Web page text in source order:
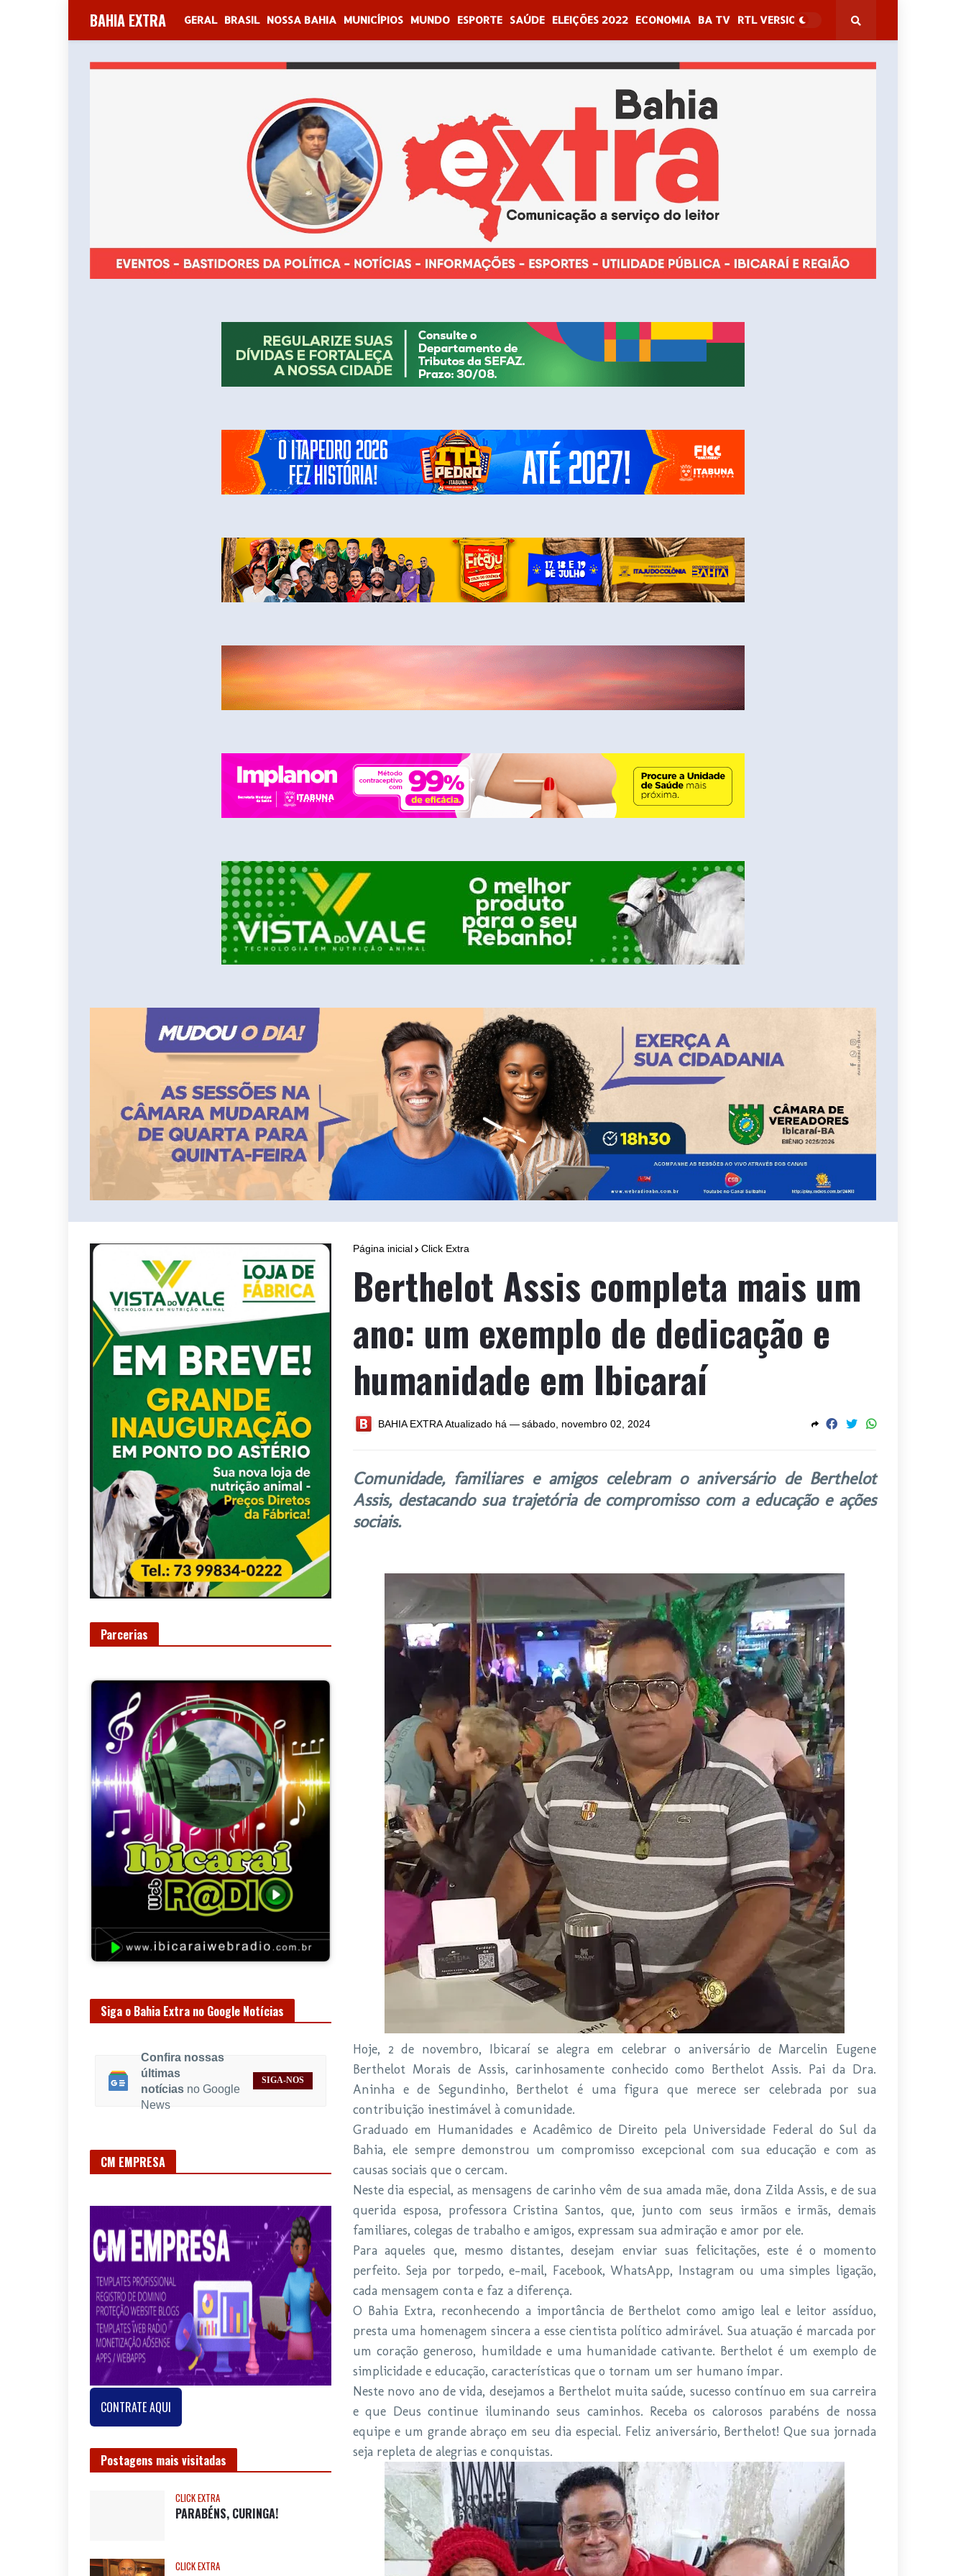
BAHIA EXTRA GERAL BRASIL NOSSA BAHIA MUNICÍPIOS MUNDO ESPORTE SAÚDE ELEIÇÕES 2022 ECONOMIA BA TV RTL VERSION
Página inicial Click Extra
Berthelot Assis completa mais um
ano: um exemplo de dedicação e
humanidade em Ibicaraí
BAHIA EXTRAAtualizado há —sábado, novembro 02, 2024
Comunidade, familiares e amigos celebram o aniversário de Berthelot
Assis, destacando sua trajetória de compromisso com a educação e ações
sociais.
Hoje, 2 de novembro, Ibicaraí se alegra em celebrar o aniversário de Marcelin Eugene
Berthelot Morais de Assis, carinhosamente conhecido como Berthelot Assis. Pai da Dra.
Aninha e de Segundinho, Berthelot é uma figura que merece ser celebrada por sua
contribuição inestimável à comunidade.
Graduado em Humanidades e Acadêmico de Direito pela Universidade Federal do Sul da
Bahia, ele sempre demonstrou um compromisso excepcional com sua educação e com as
causas sociais que o cercam.
Neste dia especial, as mensagens de carinho vêm de sua amada mãe, dona Zilda Assis, e de sua
querida esposa, professora Cristina Santos, que, junto com seus irmãos e irmãs, demais
familiares, colegas de trabalho e amigos, expressam sua admiração e amor por ele.
Para aqueles que, mesmo distantes, desejam enviar suas felicitações, este é o momento
perfeito. Seja por torpedo, e-mail, Facebook, WhatsApp, Instagram ou uma simples ligação,
cada mensagem conta e faz a diferença.
O Bahia Extra, reconhecendo a importância de Berthelot como amigo leal e leitor assíduo,
presta uma homenagem sincera a esse cientista político admirável. Sua atuação é marcada por
um coração generoso, humildade e uma humanidade cativante. Berthelot é um exemplo de
simplicidade e educação, características que o tornam um ser humano ímpar.
Neste novo ano de vida, desejamos a Berthelot muita saúde, sucesso contínuo em sua carreira
e que Deus continue iluminando seus caminhos. Receba os calorosos parabéns de nossa
equipe e um grande abraço em seu dia especial. Feliz aniversário, Berthelot! Que sua jornada
seja repleta de alegrias e conquistas.
Parcerias
Siga o Bahia Extra no Google Notícias
últimas
notíciasno Google
SIGA-NOS
CM EMPRESA
CONTRATE AQUI
Postagens mais visitadas
PARABÉNS, CURINGA!
CLICK EXTRA
Nota de Pesar
NOSSA BAHIA